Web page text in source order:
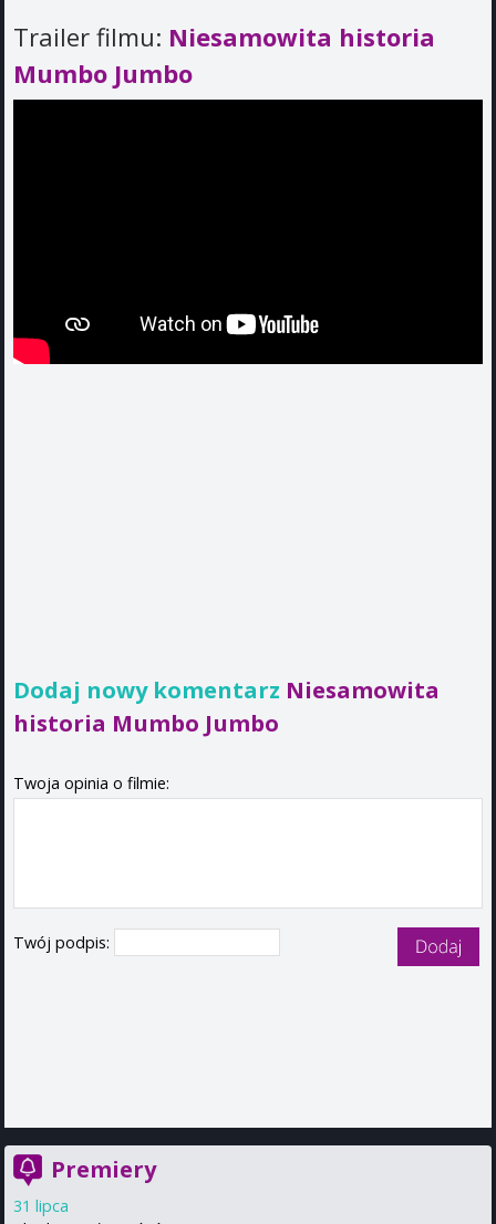
Trailer filmu: Niesamowita historia
Mumbo Jumbo
Dodaj nowy komentarz Niesamowita
historia Mumbo Jumbo
Twoja opinia o filmie:
Twój podpis:
Premiery
31 lipca